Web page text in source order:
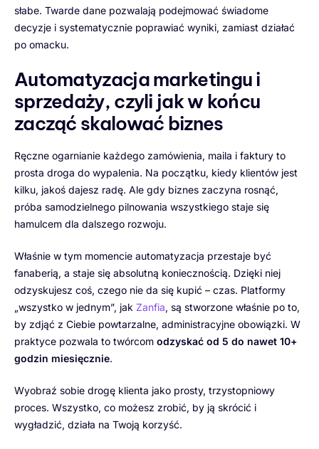
słabe. Twarde dane pozwalają podejmować świadome
decyzje i systematycznie poprawiać wyniki, zamiast działać
po omacku.
Automatyzacja marketingu i
sprzedaży, czyli jak w końcu
zacząć skalować biznes
Ręczne ogarnianie każdego zamówienia, maila i faktury to
prosta droga do wypalenia. Na początku, kiedy klientów jest
kilku, jakoś dajesz radę. Ale gdy biznes zaczyna rosnąć,
próba samodzielnego pilnowania wszystkiego staje się
hamulcem dla dalszego rozwoju.
Właśnie w tym momencie automatyzacja przestaje być
fanaberią, a staje się absolutną koniecznością. Dzięki niej
odzyskujesz coś, czego nie da się kupić – czas. Platformy
„wszystko w jednym”, jak Zanfia, są stworzone właśnie po to,
by zdjąć z Ciebie powtarzalne, administracyjne obowiązki. W
praktyce pozwala to twórcom odzyskać od 5 do nawet 10+
godzin miesięcznie.
Wyobraź sobie drogę klienta jako prosty, trzystopniowy
proces. Wszystko, co możesz zrobić, by ją skrócić i
wygładzić, działa na Twoją korzyść.